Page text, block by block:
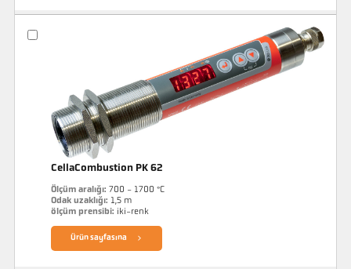
CellaCombustion PK 62
Ölçüm aralığı: 700 - 1700 °C
Odak uzaklığı: 1,5 m
ölçüm prensibi: iki-renk
Ürün sayfasına